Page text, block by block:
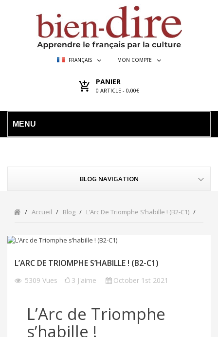
FRANÇAIS MON COMPTE
PANIER
0 ARTICLE - 0,00€
MENU
BLOG NAVIGATION
Accueil Blog L’Arc De Triomphe S’habille ! (B2-C1)
L’ARC DE TRIOMPHE S’HABILLE ! (B2-C1)
5309 Vues 3 J'aime October 1st 2021
L’Arc de Triomphe
s’habille !